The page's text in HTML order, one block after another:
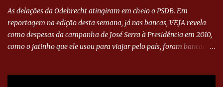
As delações da Odebrecht atingiram em cheio o PSDB. Em
reportagem na edição desta semana, já nas bancas, VEJA revela
como despesas da campanha de José Serra à Presidência em 2010,
como o jatinho que ele usou para viajar pelo país, foram bancadas